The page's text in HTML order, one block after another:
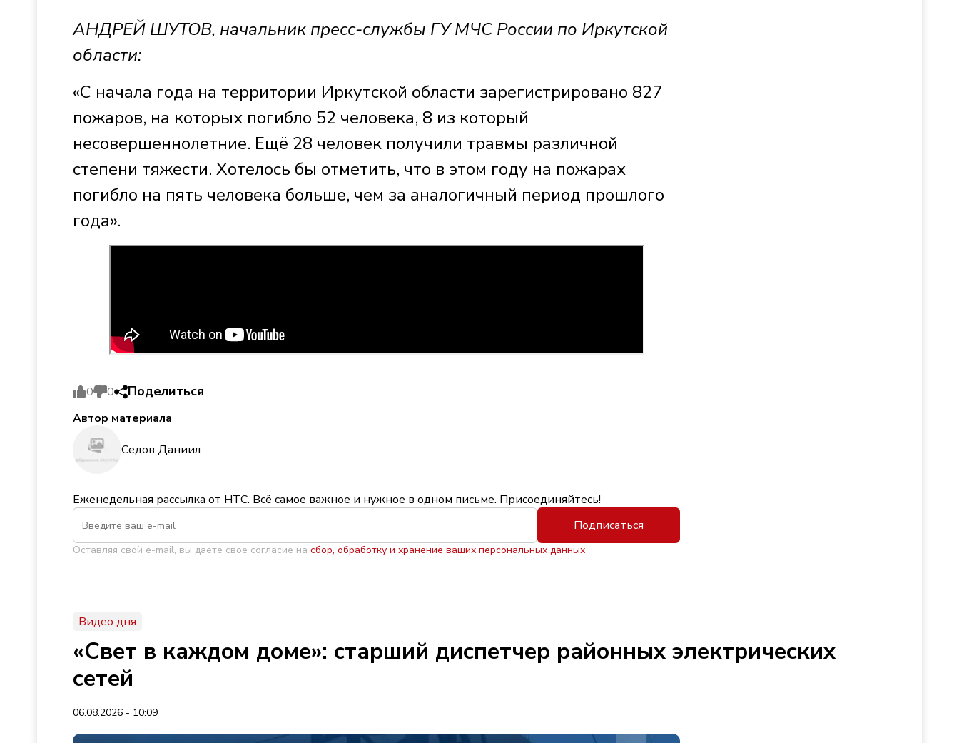
АНДРЕЙ ШУТОВ, начальник пресс-службы ГУ МЧС России по Иркутской
области:
«С начала года на территории Иркутской области зарегистрировано 827
пожаров, на которых погибло 52 человека, 8 из который
несовершеннолетние. Ещё 28 человек получили травмы различной
степени тяжести. Хотелось бы отметить, что в этом году на пожарах
погибло на пять человека больше, чем за аналогичный период прошлого
года».
0 0 Поделиться
Автор материала
Седов Даниил
Еженедельная рассылка от НТС. Всё самое важное и нужное в одном письме. Присоединяйтесь!
Подписаться
Оставляя свой e-mail, вы даете свое согласие на сбор, обработку и хранение ваших персональных данных
Видео дня
«Свет в каждом доме»: старший диспетчер районных электрических
сетей
06.08.2026 - 10:09